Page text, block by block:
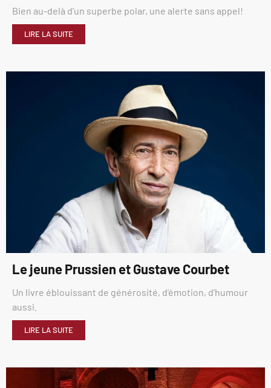
Bien au-delà d’un superbe polar, une alerte sans appel!
LIRE LA SUITE
Le jeune Prussien et Gustave Courbet
Un livre éblouissant de générosité, d’émotion, d’humour
aussi.
LIRE LA SUITE